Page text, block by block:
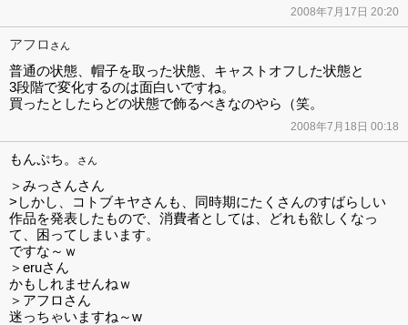
2008年7月17日 20:20
アフロ さん
普通の状態、帽子を取った状態、キャストオフした状態と
3段階で変化するのは面白いですね。
買ったとしたらどの状態で飾るべきなのやら（笑。
2008年7月18日 00:18
もんぷち。 さん
＞みっさんさん
>しかし、コトブキヤさんも、同時期にたくさんのすばらしい
作品を発表したもので、消費者としては、どれも欲しくなっ
て、困ってしまいます。
ですな～ｗ
＞eruさん
かもしれませんねｗ
＞アフロさん
迷っちゃいますね～w